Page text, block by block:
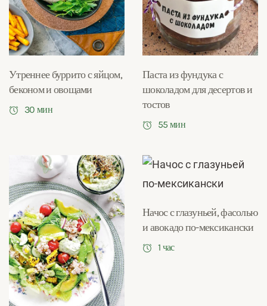
Утреннее буррито с яйцом,
беконом и овощами
30 мин
Паста из фундука с
шоколадом для десертов и
тостов
55 мин
Начос с глазуньей, фасолью
и авокадо по-мексикански
1 час